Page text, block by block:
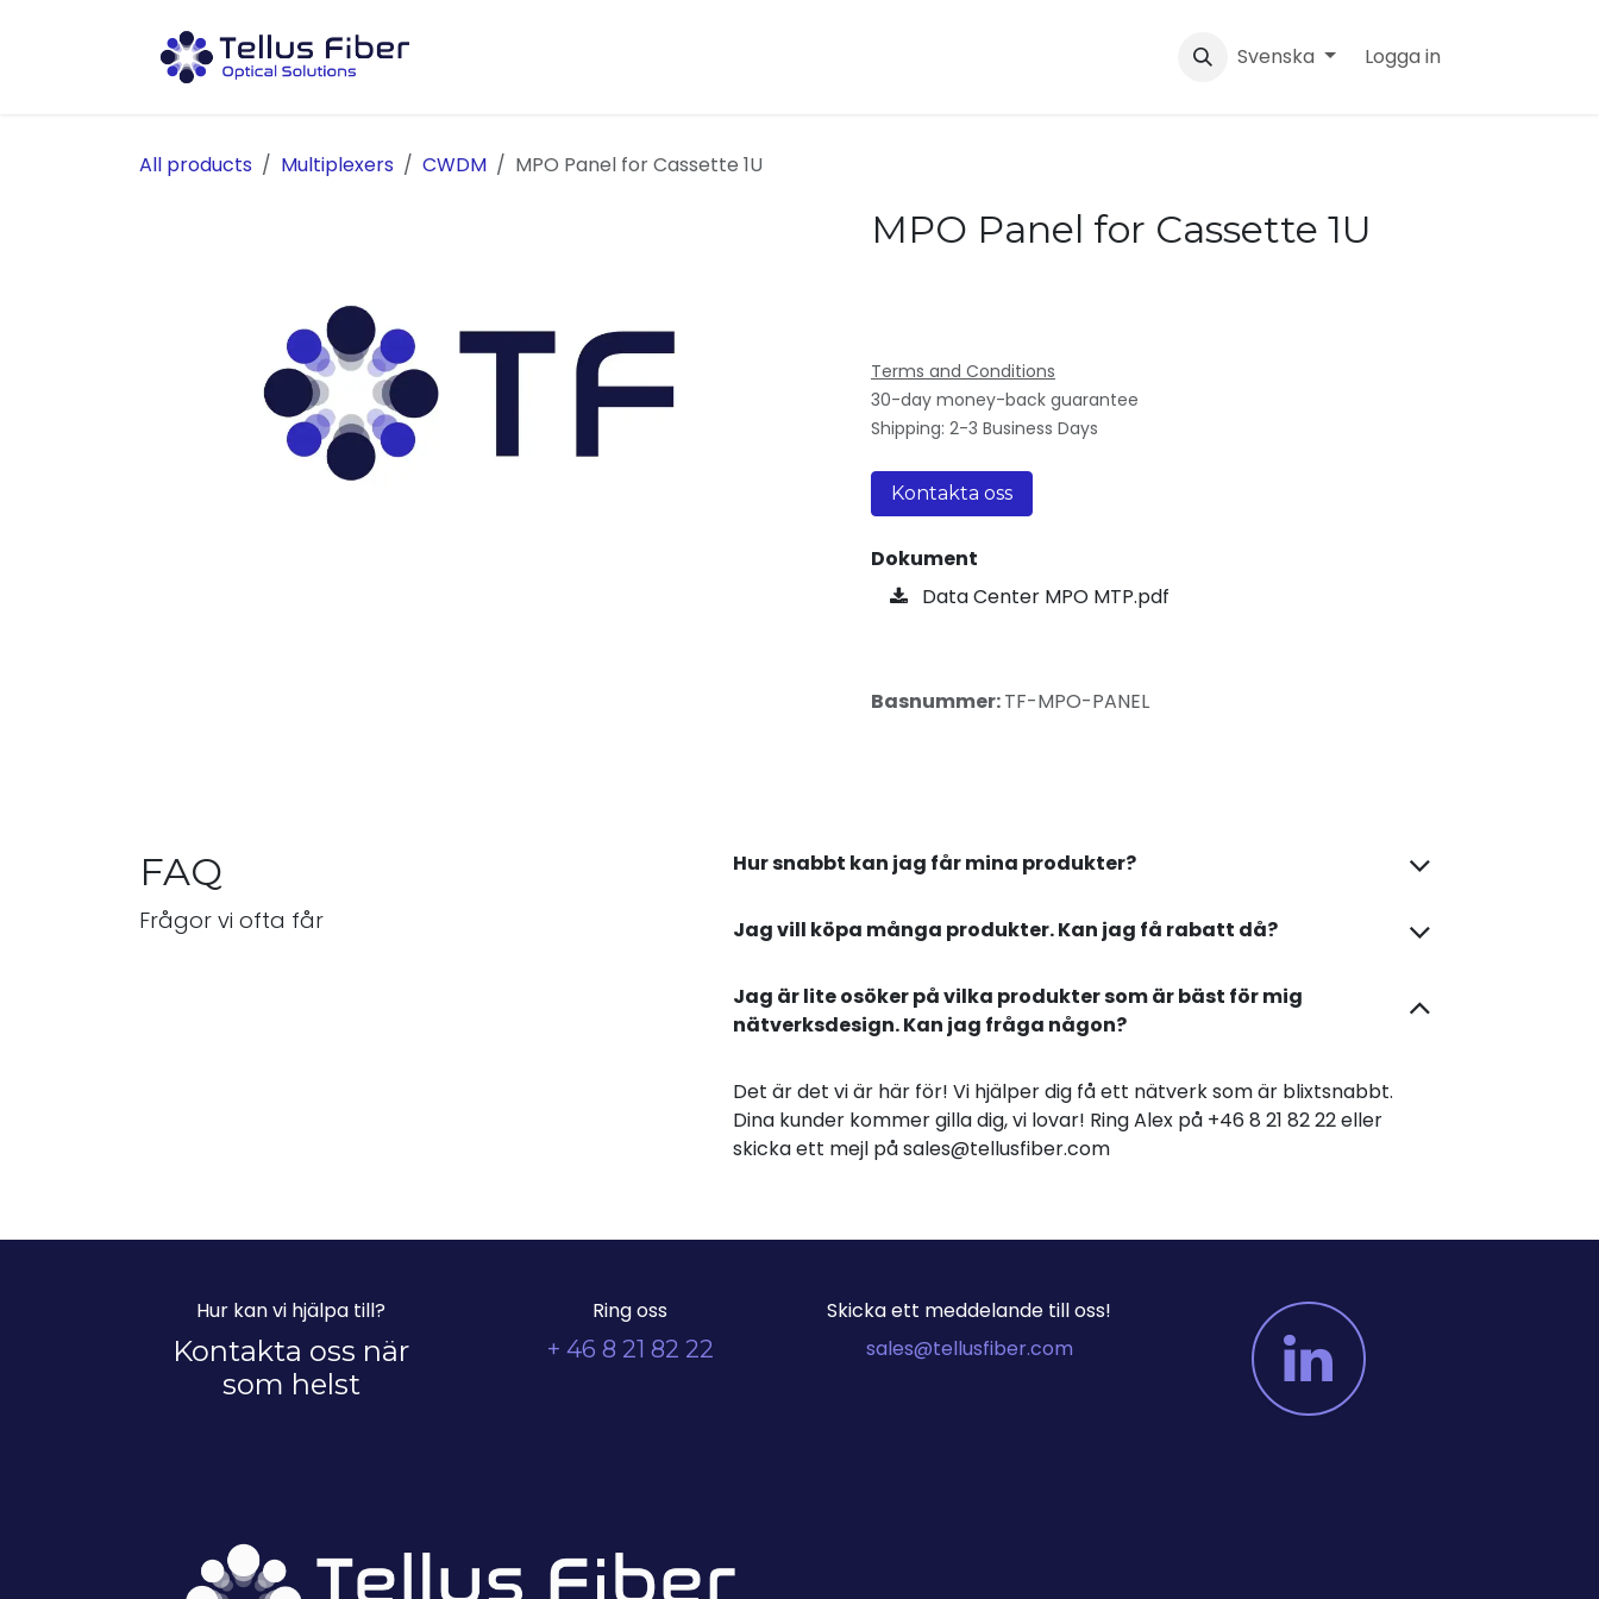
Svenska Logga in
All products Multiplexers CWDM MPO Panel for Cassette 1U
MPO Panel for Cassette 1U
Terms and Conditions
30-day money-back guarantee
Shipping: 2-3 Business Days
Kontakta oss
Dokument
Data Center MPO MTP.pdf
Basnummer:TF-MPO-PANEL
FAQ
Frågor vi ofta får
Hur snabbt kan jag får mina produkter?
Jag vill köpa många produkter. Kan jag få rabatt då?
Jag är lite osöker på vilka produkter som är bäst för mig
nätverksdesign. Kan jag fråga någon?
Det är det vi är här för! Vi hjälper dig få ett nätverk som är blixtsnabbt.
Dina kunder kommer gilla dig, vi lovar! Ring Alex på +46 8 21 82 22 eller
skicka ett mejl på sales@tellusfiber.com
Hur kan vi hjälpa till?
Kontakta oss när
som helst
Ring oss
+ 46 8 21 82 22
Skicka ett meddelande till oss!
sales@tellusfiber.com